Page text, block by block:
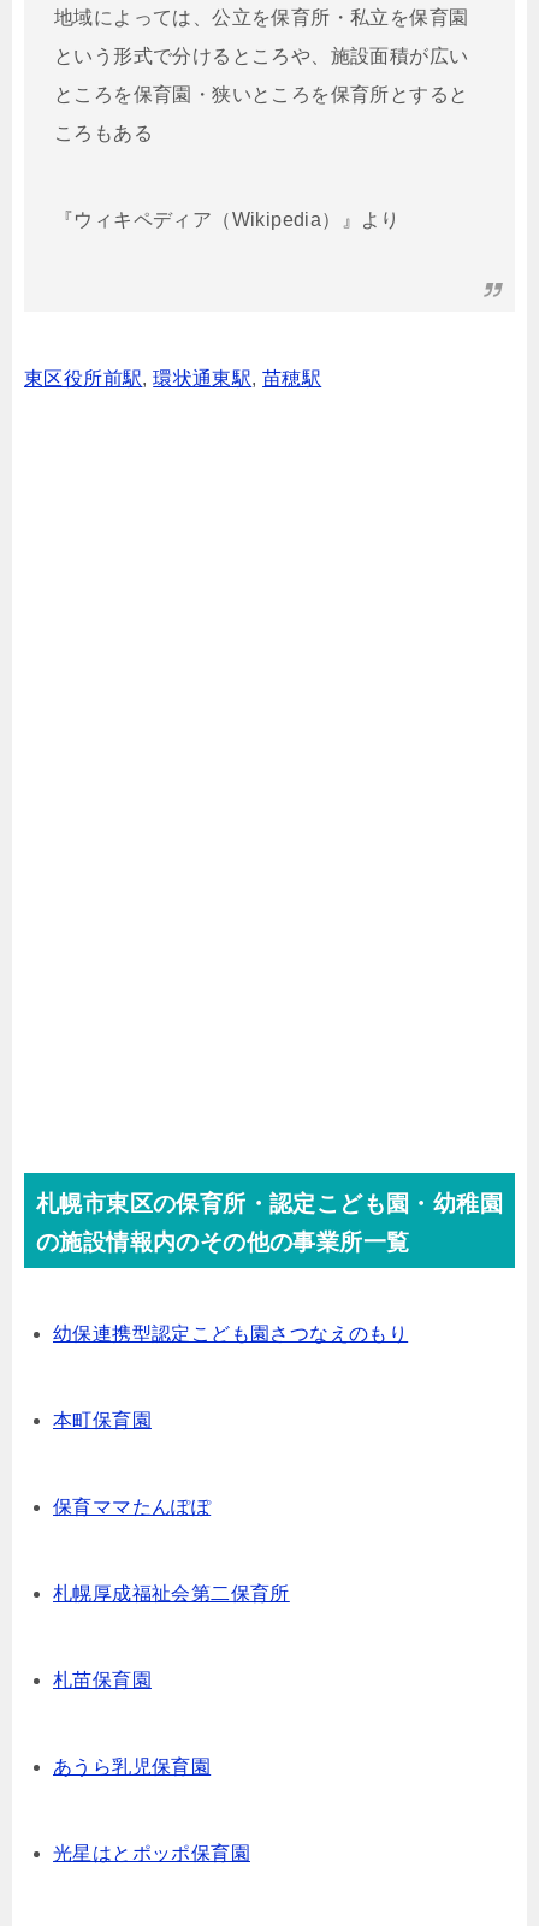
地域によっては、公立を保育所・私立を保育園
という形式で分けるところや、施設面積が広い
ところを保育園・狭いところを保育所とすると
ころもある
『ウィキペディア（Wikipedia）』より
東区役所前駅,環状通東駅,苗穂駅
札幌市東区の保育所・認定こども園・幼稚園
の施設情報内のその他の事業所一覧
幼保連携型認定こども園さつなえのもり
本町保育園
保育ママたんぽぽ
札幌厚成福祉会第二保育所
札苗保育園
あうら乳児保育園
光星はとポッポ保育園